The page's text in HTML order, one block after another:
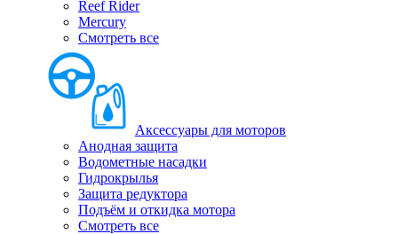
Reef Rider
Mercury
Смотреть все
Аксессуары для моторов
Анодная защита
Водометные насадки
Гидрокрылья
Защита редуктора
Подъём и откидка мотора
Смотреть все